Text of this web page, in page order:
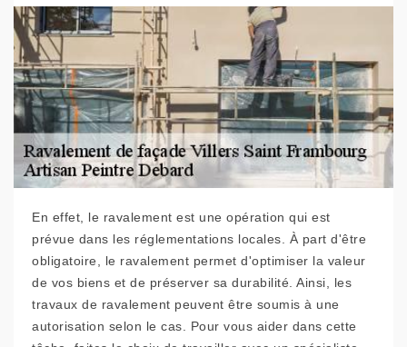
En effet, le ravalement est une opération qui est
prévue dans les réglementations locales. À part d'être
obligatoire, le ravalement permet d'optimiser la valeur
de vos biens et de préserver sa durabilité. Ainsi, les
travaux de ravalement peuvent être soumis à une
autorisation selon le cas. Pour vous aider dans cette